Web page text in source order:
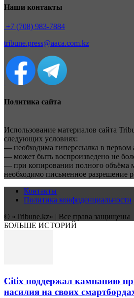
Наши контакты
+7 (708) 983-7884
tribune.press@aaca.com.kz
Политика сайта
Использование материалов сайта
следующих условиях:
— необходима гиперссылка в первом
— может быть воспроизведено не
— при копировании полного объёма
необходимо письменное разрешение
Контакты
Политика конфиденциальности
© «Tribune.kz» | Все права защищены
БОЛЬШЕ ИСТОРИЙ
Citix поддержал кампанию
насилия на своих